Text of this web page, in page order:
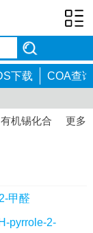
下载 COA查询
更多
有机锡化合
| 精选原料
甲醛
pyrrole-2-